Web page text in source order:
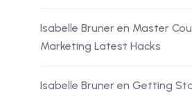
Isabelle Bruner en Master
Marketing Latest Hacks
Isabelle Bruner en Getting